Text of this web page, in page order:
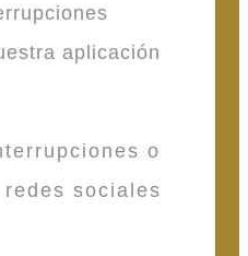
aplicación
o
sociales